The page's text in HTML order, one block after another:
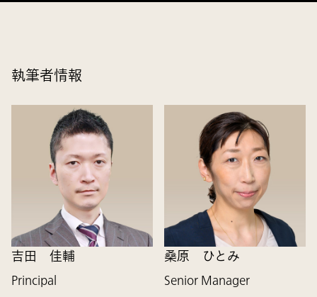
執筆者情報
吉田 佳輔
Principal
桑原 ひとみ
Senior Manager